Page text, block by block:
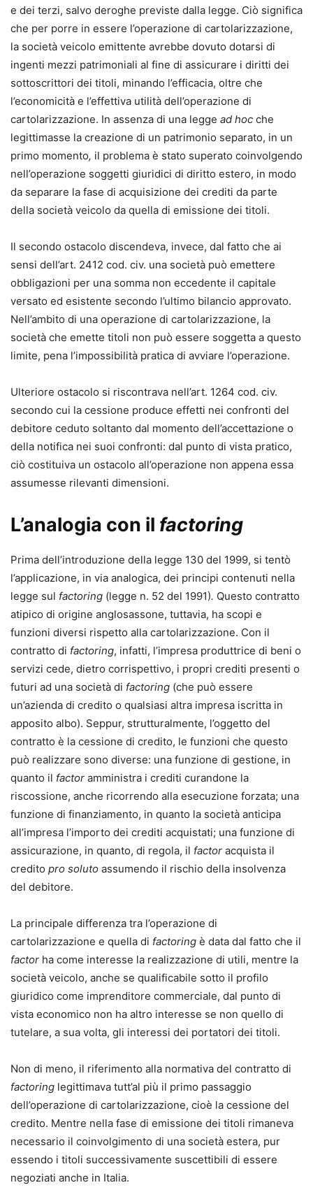
e dei terzi, salvo deroghe previste dalla legge. Ciò significa
che per porre in essere l’operazione di cartolarizzazione,
la società veicolo emittente avrebbe dovuto dotarsi di
ingenti mezzi patrimoniali al fine di assicurare i diritti dei
sottoscrittori dei titoli, minando l’efficacia, oltre che
l’economicità e l’effettiva utilità dell’operazione di
cartolarizzazione. In assenza di una legge ad hoc che
legittimasse la creazione di un patrimonio separato, in un
primo momento, il problema è stato superato coinvolgendo
nell’operazione soggetti giuridici di diritto estero, in modo
da separare la fase di acquisizione dei crediti da parte
della società veicolo da quella di emissione dei titoli.
Il secondo ostacolo discendeva, invece, dal fatto che ai
sensi dell’art. 2412 cod. civ. una società può emettere
obbligazioni per una somma non eccedente il capitale
versato ed esistente secondo l’ultimo bilancio approvato.
Nell’ambito di una operazione di cartolarizzazione, la
società che emette titoli non può essere soggetta a questo
limite, pena l’impossibilità pratica di avviare l’operazione.
Ulteriore ostacolo si riscontrava nell’art. 1264 cod. civ.
secondo cui la cessione produce effetti nei confronti del
debitore ceduto soltanto dal momento dell’accettazione o
della notifica nei suoi confronti: dal punto di vista pratico,
ciò costituiva un ostacolo all’operazione non appena essa
assumesse rilevanti dimensioni.
L’analogia con il factoring
Prima dell’introduzione della legge 130 del 1999, si tentò
l’applicazione, in via analogica, dei principi contenuti nella
legge sul factoring (legge n. 52 del 1991). Questo contratto
atipico di origine anglosassone, tuttavia, ha scopi e
funzioni diversi rispetto alla cartolarizzazione. Con il
contratto di factoring, infatti, l’impresa produttrice di beni o
servizi cede, dietro corrispettivo, i propri crediti presenti o
futuri ad una società di factoring (che può essere
un’azienda di credito o qualsiasi altra impresa iscritta in
apposito albo). Seppur, strutturalmente, l’oggetto del
contratto è la cessione di credito, le funzioni che questo
può realizzare sono diverse: una funzione di gestione, in
quanto il factor amministra i crediti curandone la
riscossione, anche ricorrendo alla esecuzione forzata; una
funzione di finanziamento, in quanto la società anticipa
all’impresa l’importo dei crediti acquistati; una funzione di
assicurazione, in quanto, di regola, il factor acquista il
credito pro soluto assumendo il rischio della insolvenza
del debitore.
La principale differenza tra l’operazione di
cartolarizzazione e quella di factoring è data dal fatto che il
factor ha come interesse la realizzazione di utili, mentre la
società veicolo, anche se qualificabile sotto il profilo
giuridico come imprenditore commerciale, dal punto di
vista economico non ha altro interesse se non quello di
tutelare, a sua volta, gli interessi dei portatori dei titoli.
Non di meno, il riferimento alla normativa del contratto di
factoring legittimava tutt’al più il primo passaggio
dell’operazione di cartolarizzazione, cioè la cessione del
credito. Mentre nella fase di emissione dei titoli rimaneva
necessario il coinvolgimento di una società estera, pur
essendo i titoli successivamente suscettibili di essere
negoziati anche in Italia.